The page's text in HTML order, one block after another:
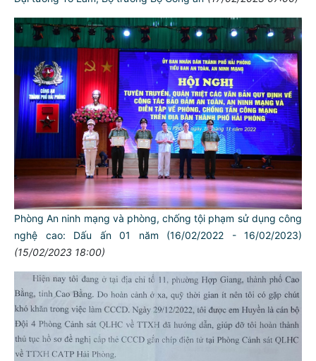
Phòng An ninh mạng và phòng, chống tội phạm sử dụng công
nghệ cao: Dấu ấn 01 năm (16/02/2022 - 16/02/2023)
(15/02/2023 18:00)